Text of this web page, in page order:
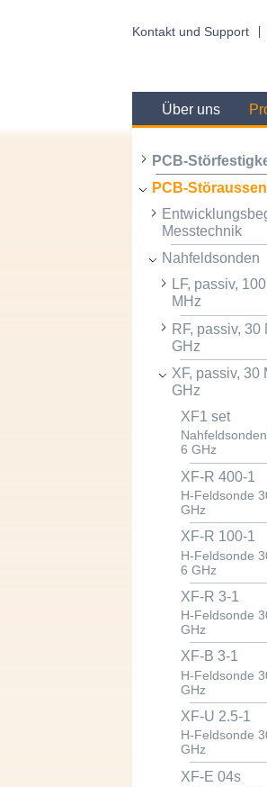
Kontakt und Support
Über uns
PCB-
PCB-
Messtechnik
Nahfeldsonden
LF, passiv,
MHz
RF, passiv, 30
GHz
XF, passiv, 30
GHz
XF1 set
6 GHz
XF-R 400-1
H-Feldsonde
GHz
XF-R 100-1
H-Feldsonde
6 GHz
XF-R 3-1
H-Feldsonde
GHz
XF-B 3-1
H-Feldsonde
GHz
XF-U 2.5-1
H-Feldsonde
GHz
XF-E 04s